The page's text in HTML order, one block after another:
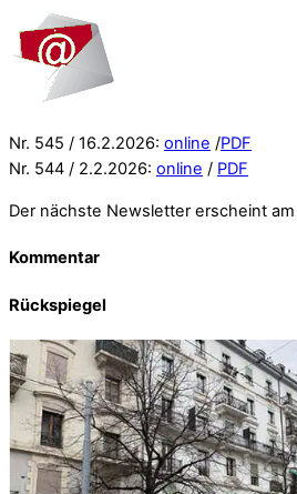
Nr. 545 / 16.2.2026: online /PDF
Nr. 544 / 2.2.2026: online / PDF
Der nächste Newsletter erscheint
Kommentar
Rückspiegel